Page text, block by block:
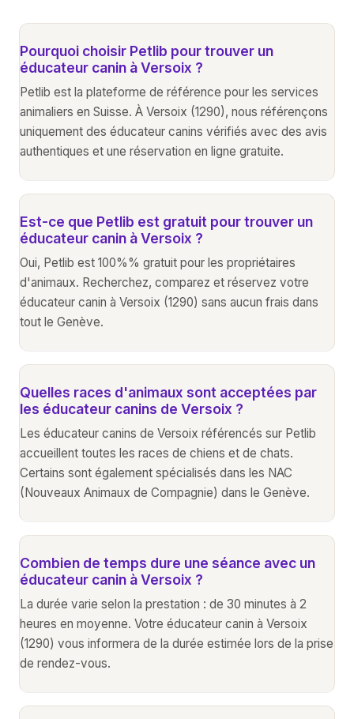
Pourquoi choisir Petlib pour trouver un
éducateur canin à Versoix ?
Petlib est la plateforme de référence pour les services
animaliers en Suisse. À Versoix (1290), nous référençons
uniquement des éducateur canins vérifiés avec des avis
authentiques et une réservation en ligne gratuite.
Est-ce que Petlib est gratuit pour trouver un
éducateur canin à Versoix ?
Oui, Petlib est 100%% gratuit pour les propriétaires
d'animaux. Recherchez, comparez et réservez votre
éducateur canin à Versoix (1290) sans aucun frais dans
tout le Genève.
Quelles races d'animaux sont acceptées par
les éducateur canins de Versoix ?
Les éducateur canins de Versoix référencés sur Petlib
accueillent toutes les races de chiens et de chats.
Certains sont également spécialisés dans les NAC
(Nouveaux Animaux de Compagnie) dans le Genève.
Combien de temps dure une séance avec un
éducateur canin à Versoix ?
La durée varie selon la prestation : de 30 minutes à 2
heures en moyenne. Votre éducateur canin à Versoix
(1290) vous informera de la durée estimée lors de la prise
de rendez-vous.